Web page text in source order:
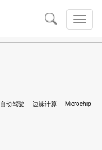
切
换
导
导
航
自动驾驶 边缘计算 Microchip